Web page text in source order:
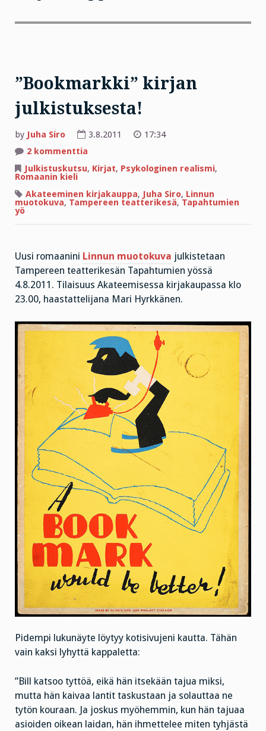
”Bookmarkki” kirjan
julkistuksesta!
by Juha Siro 3.8.2011
17:34
2 kommenttia
kirjan
julkistuksesta!
Julkistuskutsu, Kirjat, Psykologinen realismi,
Romaanin kieli
Akateeminen kirjakauppa, Juha Siro, Linnun
muotokuva, Tampereen teatterikesä, Tapahtumien
yö
Uusi romaanini Linnun muotokuva julkistetaan
Tampereen teatterikesän Tapahtumien yössä
4.8.2011. Tilaisuus Akateemisessa kirjakaupassa klo
23.00, haastattelijana Mari Hyrkkänen.
Pidempi lukunäyte löytyy kotisivujeni kautta. Tähän
vain kaksi lyhyttä kappaletta:
”Bill katsoo tyttöä, eikä hän itsekään tajua miksi,
mutta hän kaivaa lantit taskustaan ja solauttaa ne
tytön kouraan. Ja joskus myöhemmin, kun hän tajuaa
asioiden oikean laidan, hän ihmettelee miten tyhjästä